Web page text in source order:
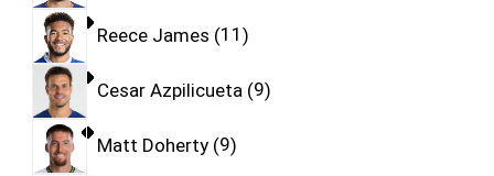
Reece James 11
Cesar Azpilicueta 9
Matt Doherty 9